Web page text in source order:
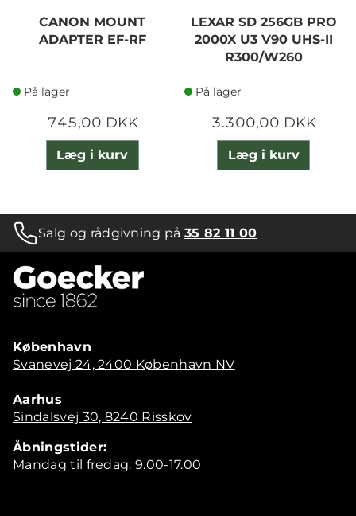
CANON MOUNT
ADAPTER EF-RF
På lager
745,00 DKK
Læg i kurv
LEXAR SD 256GB PRO
2000X U3 V90 UHS-II
R300/W260
På lager
3.300,00 DKK
Læg i kurv
Salg og rådgivning på35 82 11 00
København
Svanevej 24, 2400 København NV
Aarhus
Sindalsvej 30, 8240 Risskov
Åbningstider:
Mandag til fredag: 9.00-17.00